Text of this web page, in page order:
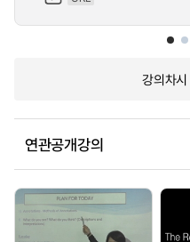
강의차시
연관공개강의